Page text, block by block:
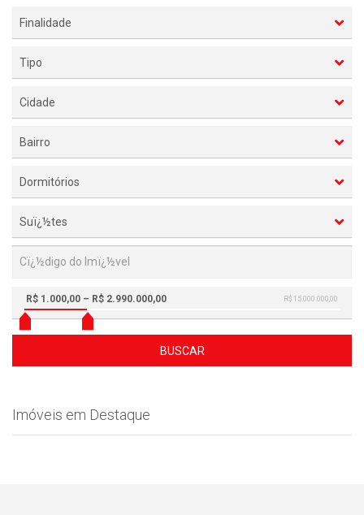
Finalidade
Tipo
Cidade
Bairro
Dormitórios
Suï¿½tes
R$ 15.000.000,00
R$ 1.000,00 – R$ 2.990.000,00
BUSCAR
Imóveis em Destaque